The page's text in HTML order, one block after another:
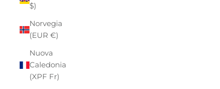
$)
Norvegia
(EUR €)
Nuova
Caledonia
(XPF Fr)